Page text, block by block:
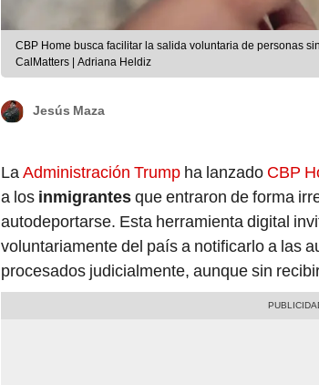
CBP Home busca facilitar la salida voluntaria de personas
CalMatters | Adriana Heldiz
Jesús Maza
LaAdministración Trump ha lanzado CBP
a los inmigrantesque entraron de forma
autodeportarse. Esta herramienta digital
voluntariamente del país a notificarlo a las
procesados judicialmente, aunque sin